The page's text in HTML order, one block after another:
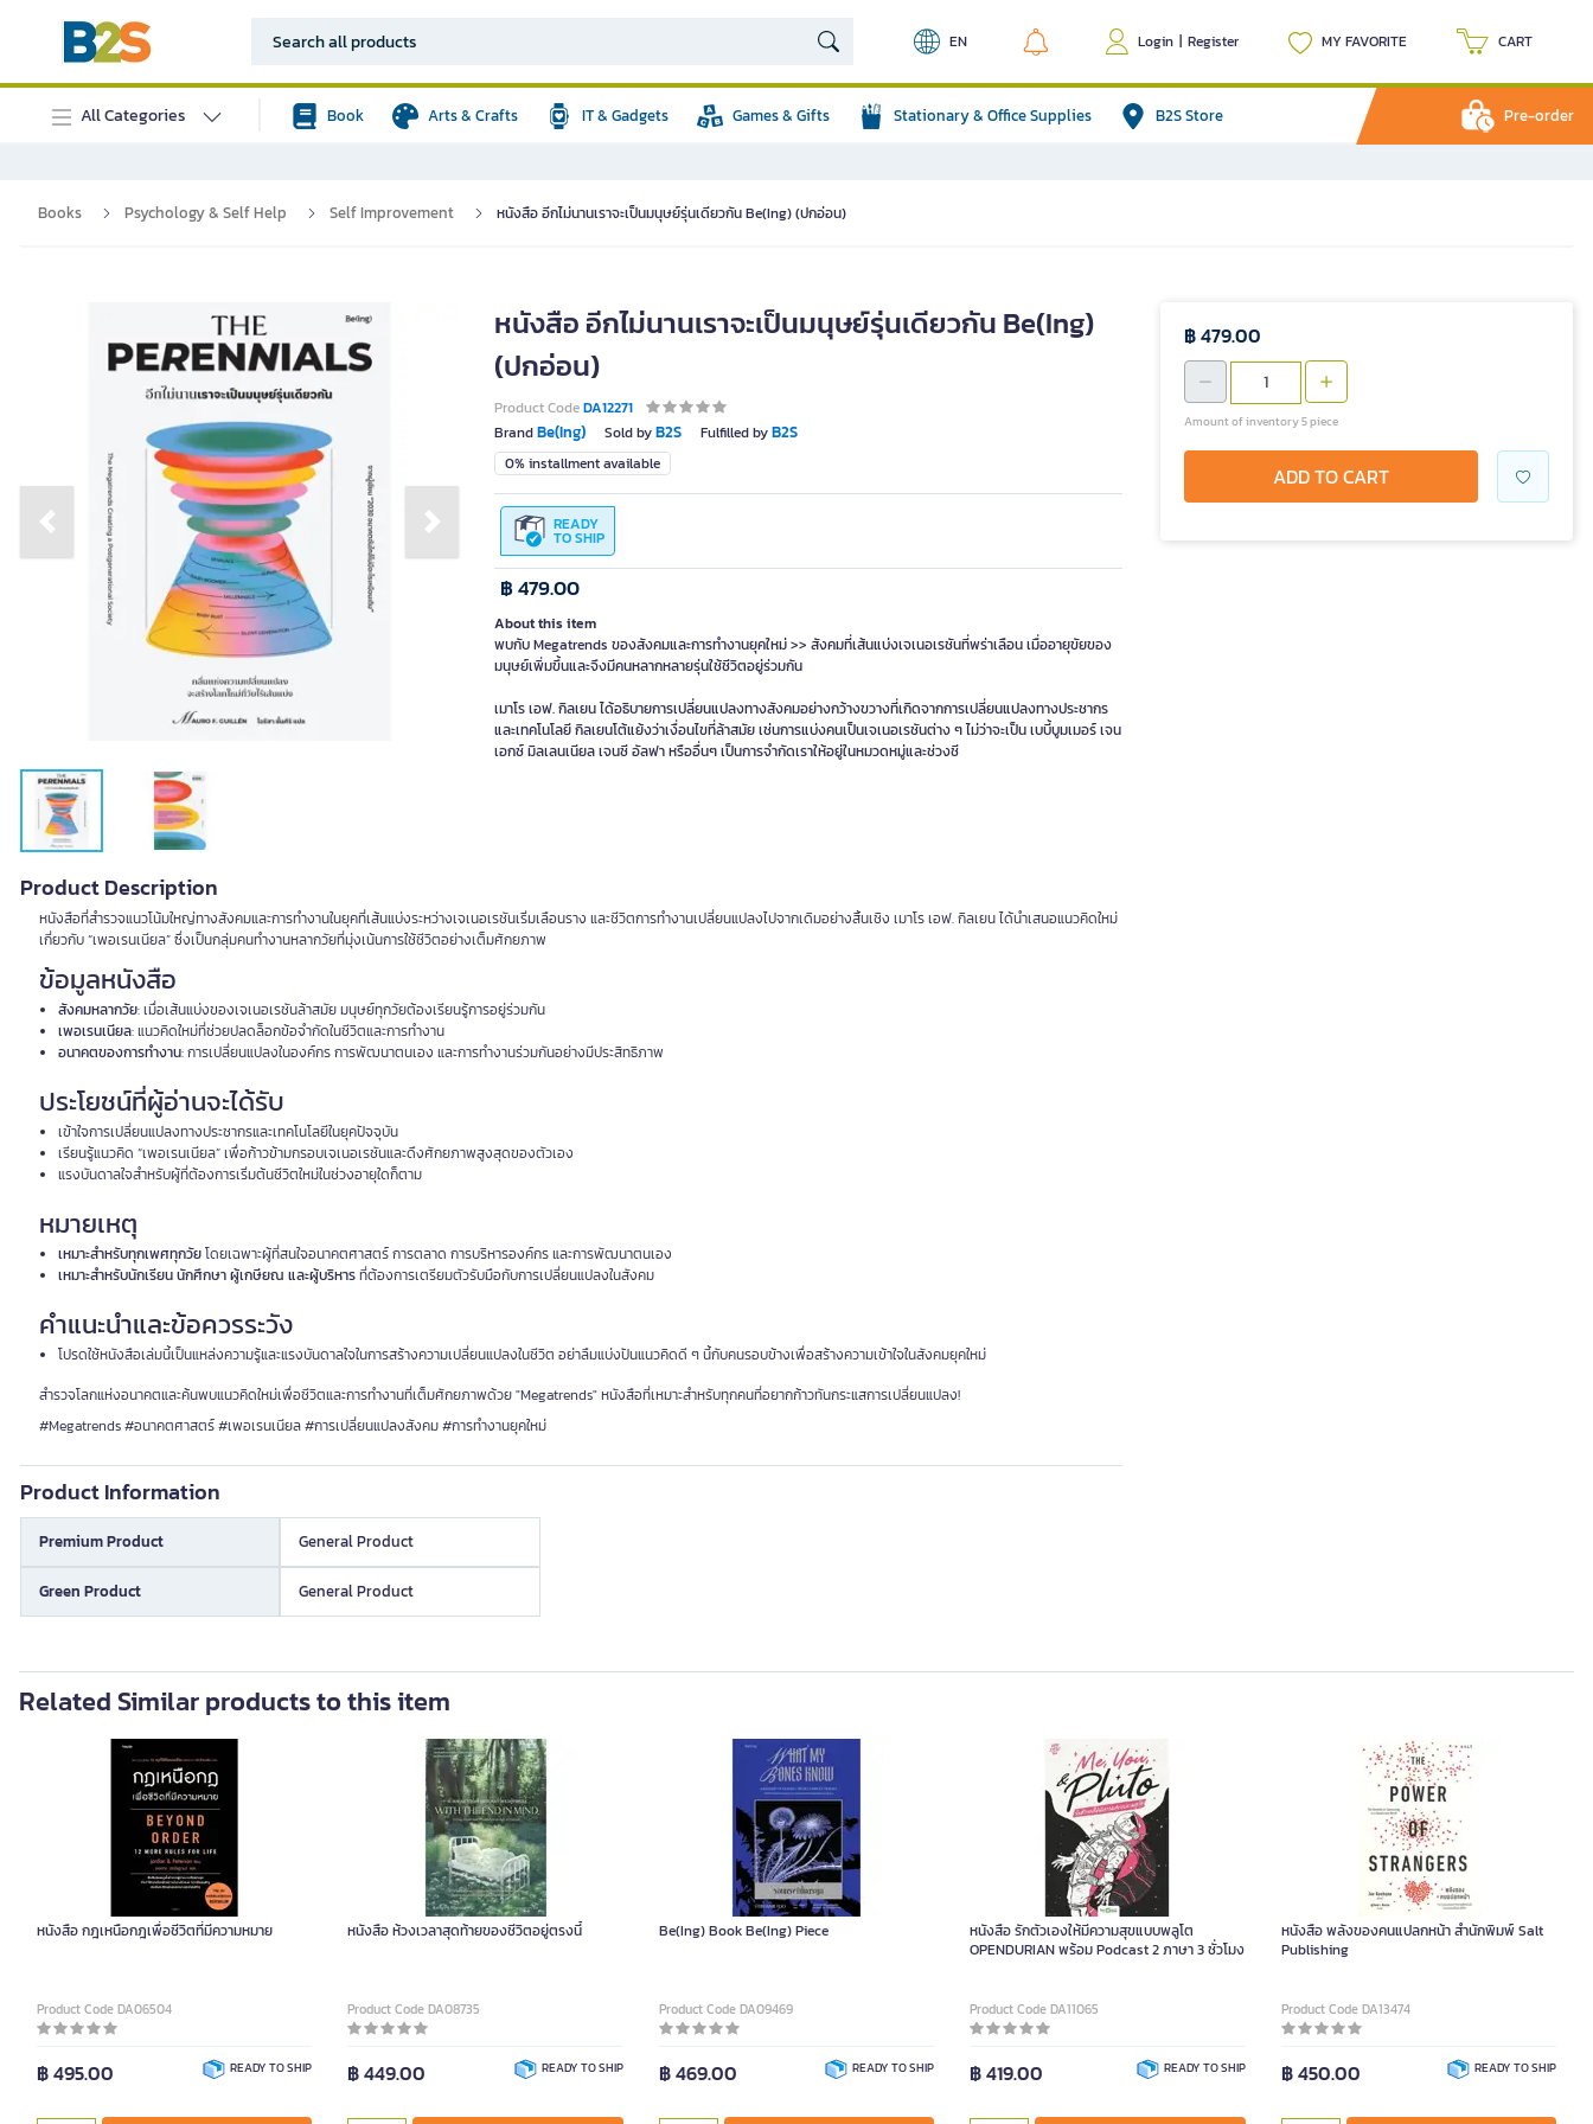
EN Login | Register MY FAVORITE CART
All Categories Book Arts & Crafts IT & Gadgets Games & Gifts Stationary & Office Supplies B2S Store Pre-order
Books Psychology & Self Help Self Improvement หนังสือ อีกไม่นานเราจะเป็นมนุษย์รุ่นเดียวกัน Be(Ing) (ปกอ่อน)
Previous slide Next slide
หนังสือ อีกไม่นานเราจะเป็นมนุษย์รุ่นเดียวกัน Be(Ing)
(ปกอ่อน)
Product CodeDA12271
BrandBe(Ing) Sold byB2S Fulfilled byB2S
0% installment available
READY
TO SHIP
฿ 479.00
About this item
พบกับ Megatrends ของสังคมและการทำงานยุคใหม่ >> สังคมที่เส้นแบ่งเจเนอเรชันที่พร่าเลือน เมื่ออายุขัยของ
มนุษย์เพิ่มขึ้นและจึงมีคนหลากหลายรุ่นใช้ชีวิตอยู่ร่วมกัน
เมาโร เอฟ. กิลเยน ได้อธิบายการเปลี่ยนแปลงทางสังคมอย่างกว้างขวางที่เกิดจากการเปลี่ยนแปลงทางประชากร
และเทคโนโลยี กิลเยนโต้แย้งว่าเงื่อนไขที่ล้าสมัย เช่นการแบ่งคนเป็นเจเนอเรชันต่าง ๆ ไม่ว่าจะเป็น เบบี้บูมเมอร์ เจน
เอกซ์ มิลเลนเนียล เจนซี อัลฟา หรืออื่นๆ เป็นการจำกัดเราให้อยู่ในหมวดหมู่และช่วงชี
Product Description
หนังสือที่สำรวจแนวโน้มใหญ่ทางสังคมและการทำงานในยุคที่เส้นแบ่งระหว่างเจเนอเรชันเริ่มเลือนราง และชีวิตการทำงานเปลี่ยนแปลงไปจากเดิมอย่างสิ้นเชิง เมาโร เอฟ. กิลเยน ได้นำเสนอแนวคิดใหม่
เกี่ยวกับ “เพอเรนเนียล” ซึ่งเป็นกลุ่มคนทำงานหลากวัยที่มุ่งเน้นการใช้ชีวิตอย่างเต็มศักยภาพ
ข้อมูลหนังสือ
สังคมหลากวัย: เมื่อเส้นแบ่งของเจเนอเรชันล้าสมัย มนุษย์ทุกวัยต้องเรียนรู้การอยู่ร่วมกัน
เพอเรนเนียล: แนวคิดใหม่ที่ช่วยปลดล็อกข้อจำกัดในชีวิตและการทำงาน
อนาคตของการทำงาน: การเปลี่ยนแปลงในองค์กร การพัฒนาตนเอง และการทำงานร่วมกันอย่างมีประสิทธิภาพ
ประโยชน์ที่ผู้อ่านจะได้รับ
เข้าใจการเปลี่ยนแปลงทางประชากรและเทคโนโลยีในยุคปัจจุบัน
เรียนรู้แนวคิด “เพอเรนเนียล” เพื่อก้าวข้ามกรอบเจเนอเรชันและดึงศักยภาพสูงสุดของตัวเอง
แรงบันดาลใจสำหรับผู้ที่ต้องการเริ่มต้นชีวิตใหม่ในช่วงอายุใดก็ตาม
หมายเหตุ
เหมาะสำหรับทุกเพศทุกวัยโดยเฉพาะผู้ที่สนใจอนาคตศาสตร์ การตลาด การบริหารองค์กร และการพัฒนาตนเอง
เหมาะสำหรับนักเรียน นักศึกษา ผู้เกษียณ และผู้บริหารที่ต้องการเตรียมตัวรับมือกับการเปลี่ยนแปลงในสังคม
คำแนะนำและข้อควรระวัง
โปรดใช้หนังสือเล่มนี้เป็นแหล่งความรู้และแรงบันดาลใจในการสร้างความเปลี่ยนแปลงในชีวิต อย่าลืมแบ่งปันแนวคิดดี ๆ นี้กับคนรอบข้างเพื่อสร้างความเข้าใจในสังคมยุคใหม่
สำรวจโลกแห่งอนาคตและค้นพบแนวคิดใหม่เพื่อชีวิตและการทำงานที่เต็มศักยภาพด้วย "Megatrends" หนังสือที่เหมาะสำหรับทุกคนที่อยากก้าวทันกระแสการเปลี่ยนแปลง!
#Megatrends #อนาคตศาสตร์ #เพอเรนเนียล #การเปลี่ยนแปลงสังคม #การทำงานยุคใหม่
Product Information
Premium Product General Product
Green Product General Product
฿ 479.00
Amount of inventory 5 piece
ADD TO CART
Related Similar products to this item
หนังสือ กฎเหนือกฎเพื่อชีวิตที่มีความหมาย
Product Code DA06504
฿ 495.00 READY TO SHIP
หนังสือ ห้วงเวลาสุดท้ายของชีวิตอยู่ตรงนี้
Product Code DA08735
฿ 449.00 READY TO SHIP
Be(Ing) Book Be(Ing) Piece
Product Code DA09469
฿ 469.00 READY TO SHIP
หนังสือ รักตัวเองให้มีความสุขแบบพลูโต
OPENDURIAN พร้อม Podcast 2 ภาษา 3 ชั่วโมง
Product Code DA11065
฿ 419.00 READY TO SHIP
หนังสือ พลังของคนแปลกหน้า สำนักพิมพ์ Salt
Publishing
Product Code DA13474
฿ 450.00 READY TO SHIP